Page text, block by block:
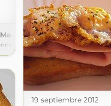
19 septiembre 2012